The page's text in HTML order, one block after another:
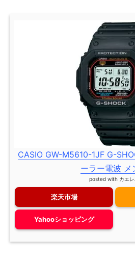
CASIO GW-M5610-1JF G-
ーラー電波 メ
posted with カエ
楽天市場
Yahooショッピング